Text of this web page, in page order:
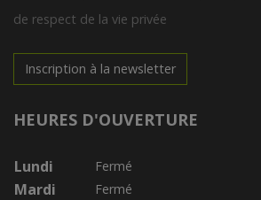
de respect de la vie privée
Inscription à la newsletter
HEURES D'OUVERTURE
Lundi Fermé
Mardi Fermé